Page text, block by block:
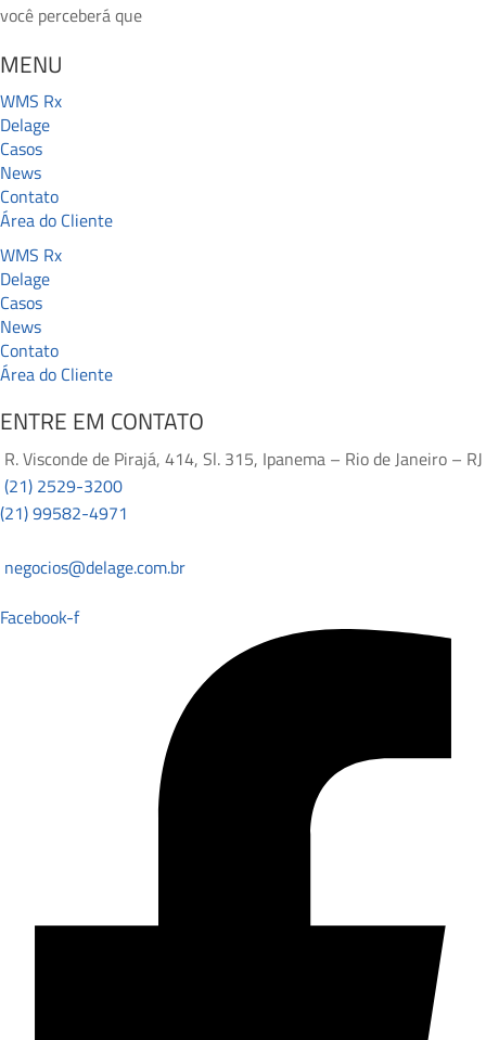
você perceberá que
MENU
WMS Rx
Delage
Casos
News
Contato
Área do Cliente
WMS Rx
Delage
Casos
News
Contato
Área do Cliente
ENTRE EM CONTATO
R. Visconde de Pirajá, 414, Sl. 315, Ipanema – Rio de Janeiro – RJ
(21) 2529-3200
(21) 99582-4971
negocios@delage.com.br
Facebook-f